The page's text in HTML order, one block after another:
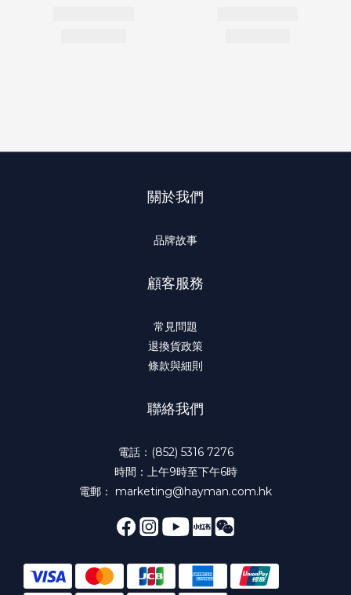
關於我們
品牌故事
顧客服務
常見問題
退換貨政策
條款與細則
聯絡我們
電話：(852) 5316 7276
時間：上午9時至下午6時
電郵： marketing@hayman.com.hk